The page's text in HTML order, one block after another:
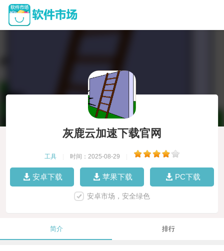
灰鹿云加速下载官网
工具 时间：2025-08-29
安卓下载 苹果下载 PC下载
安卓市场，安全绿色
简介 排行